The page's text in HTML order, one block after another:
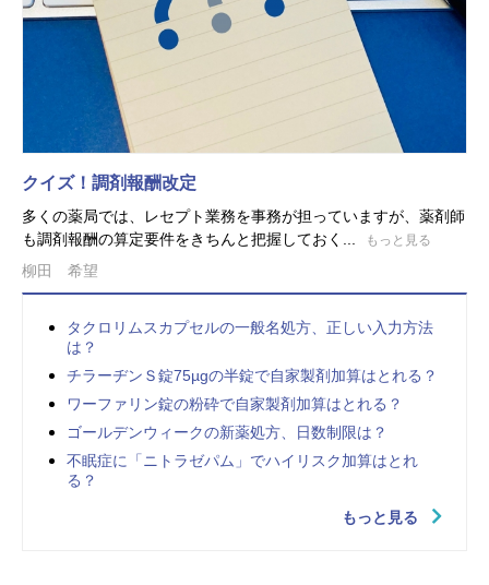
クイズ！調剤報酬改定
多くの薬局では、レセプト業務を事務が担っていますが、薬剤師
も調剤報酬の算定要件をきちんと把握しておく...
もっと見る
柳田 希望
タクロリムスカプセルの一般名処方、正しい入力方法
は？
チラーヂンＳ錠75µgの半錠で自家製剤加算はとれる？
ワーファリン錠の粉砕で自家製剤加算はとれる？
ゴールデンウィークの新薬処方、日数制限は？
不眠症に「ニトラゼパム」でハイリスク加算はとれ
る？
もっと見る